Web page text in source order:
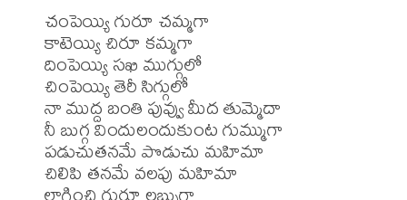
చంపెయ్యి గురూ చమ్మగా
కాటెయ్యి చిరూ కమ్మగా
దింపెయ్యి సఖి ముగ్గులో
చింపెయ్యి తెరీ సిగ్గులో
నా ముద్ద బంతి పువ్వు మీద తుమ్మెదా
నీ బుగ్గ విందులందుకుంట గుమ్ముగా
పడుచుతనమే పొడుచు మహిమా
చిలిపి తనమే వలపు మహిమా